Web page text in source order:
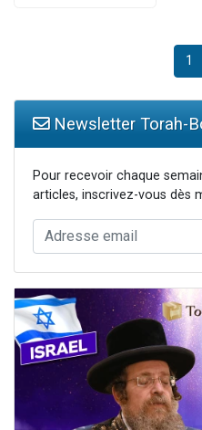
1
Newsletter Torah-
Pour recevoir chaque
articles, inscrivez-vous dès